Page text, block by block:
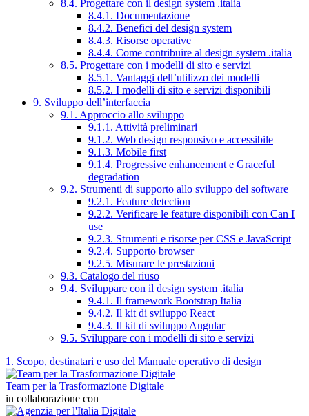
8.4. Progettare con il design system .italia
8.4.1. Documentazione
8.4.2. Benefici del design system
8.4.3. Risorse operative
8.4.4. Come contribuire al design system .italia
8.5. Progettare con i modelli di sito e servizi
8.5.1. Vantaggi dell’utilizzo dei modelli
8.5.2. I modelli di sito e servizi disponibili
9. Sviluppo dell’interfaccia
9.1. Approccio allo sviluppo
9.1.1. Attività preliminari
9.1.2. Web design responsivo e accessibile
9.1.3. Mobile first
9.1.4. Progressive enhancement e Graceful
degradation
9.2. Strumenti di supporto allo sviluppo del software
9.2.1. Feature detection
9.2.2. Verificare le feature disponibili con Can I
use
9.2.3. Strumenti e risorse per CSS e JavaScript
9.2.4. Supporto browser
9.2.5. Misurare le prestazioni
9.3. Catalogo del riuso
9.4. Sviluppare con il design system .italia
9.4.1. Il framework Bootstrap Italia
9.4.2. Il kit di sviluppo React
9.4.3. Il kit di sviluppo Angular
9.5. Sviluppare con i modelli di sito e servizi
1. Scopo, destinatari e uso del Manuale operativo di design
Team per la Trasformazione Digitale
in collaborazione con